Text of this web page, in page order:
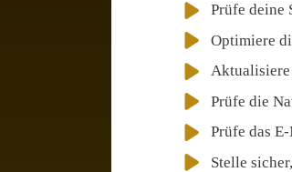
Prüfe deine
Optimiere
Aktualisiere
Prüfe die
Prüfe das
Stelle